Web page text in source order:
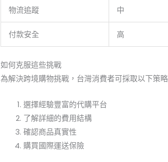
物流追蹤 中
付款安全 高
如何克服這些挑戰
為解決跨境購物挑戰，台灣消費者可採取以下策略
選擇經驗豐富的代購平台
了解詳細的費用結構
確認商品真實性
購買國際運送保險